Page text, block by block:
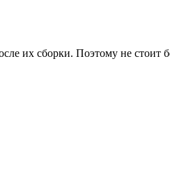
их сборки. Поэтому не стоит